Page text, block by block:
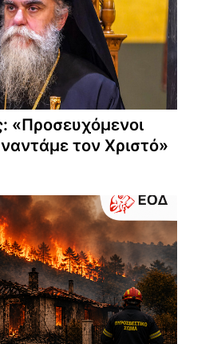
«Προσευχόμενοι
τον Χριστό»